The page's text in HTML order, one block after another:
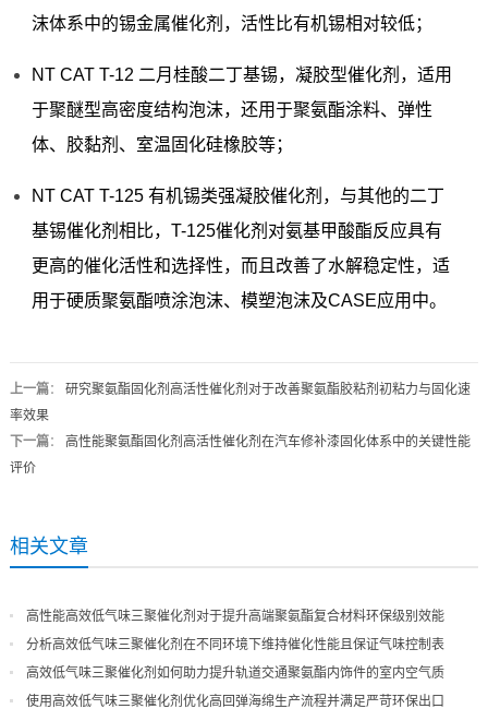
沫体系中的锡金属催化剂，活性比有机锡相对较低；
NT CAT T-12 二月桂酸二丁基锡，凝胶型催化剂，适用
于聚醚型高密度结构泡沫，还用于聚氨酯涂料、弹性
体、胶黏剂、室温固化硅橡胶等；
NT CAT T-125 有机锡类强凝胶催化剂，与其他的二丁
基锡催化剂相比，T-125催化剂对氨基甲酸酯反应具有
更高的催化活性和选择性，而且改善了水解稳定性，适
用于硬质聚氨酯喷涂泡沫、模塑泡沫及CASE应用中。
上一篇： 研究聚氨酯固化剂高活性催化剂对于改善聚氨酯胶粘剂初粘力与固化速
率效果
下一篇： 高性能聚氨酯固化剂高活性催化剂在汽车修补漆固化体系中的关键性能
评价
相关文章
高性能高效低气味三聚催化剂对于提升高端聚氨酯复合材料环保级别效能
分析高效低气味三聚催化剂在不同环境下维持催化性能且保证气味控制表
现
高效低气味三聚催化剂如何助力提升轨道交通聚氨酯内饰件的室内空气质
量
使用高效低气味三聚催化剂优化高回弹海绵生产流程并满足严苛环保出口